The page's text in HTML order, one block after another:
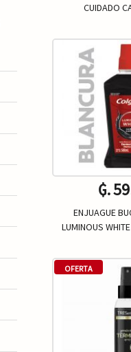
CUIDADO
₲.
ENJUAGUE
LUMINOUS
-
OFERTA